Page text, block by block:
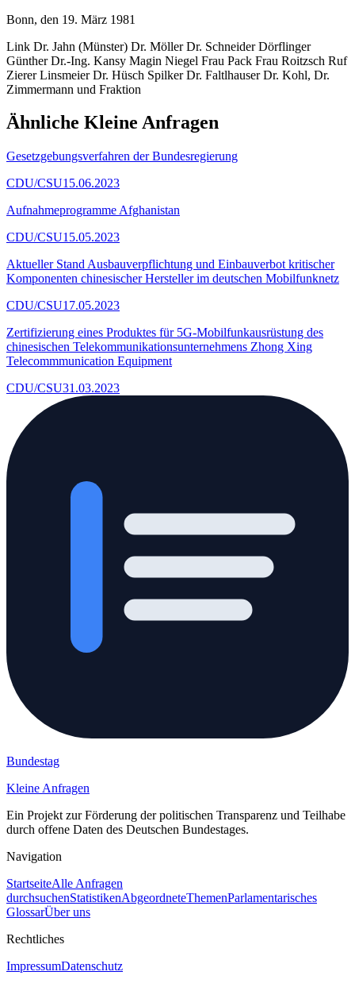
Bonn, den 19. März 1981
Link Dr. Jahn (Münster) Dr. Möller Dr. Schneider Dörflinger
Günther Dr.-Ing. Kansy Magin Niegel Frau Pack Frau Roitzsch Ruf
Zierer Linsmeier Dr. Hüsch Spilker Dr. Faltlhauser Dr. Kohl, Dr.
Zimmermann und Fraktion
Ähnliche Kleine Anfragen
Gesetzgebungsverfahren der Bundesregierung
CDU/CSU15.06.2023
Aufnahmeprogramme Afghanistan
CDU/CSU15.05.2023
Aktueller Stand Ausbauverpflichtung und Einbauverbot kritischer
Komponenten chinesischer Hersteller im deutschen Mobilfunknetz
CDU/CSU17.05.2023
Zertifizierung eines Produktes für 5G-Mobilfunkausrüstung des
chinesischen Telekommunikationsunternehmens Zhong Xing
Telecommmunication Equipment
CDU/CSU31.03.2023
Bundestag
Kleine Anfragen
Ein Projekt zur Förderung der politischen Transparenz und Teilhabe
durch offene Daten des Deutschen Bundestages.
Navigation
StartseiteAlle Anfragen
durchsuchenStatistikenAbgeordneteThemenParlamentarisches
GlossarÜber uns
Rechtliches
ImpressumDatenschutz